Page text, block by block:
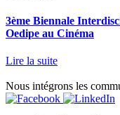
3ème Biennale
Oedipe au Cinéma
Lire la suite
Nous intégrons les